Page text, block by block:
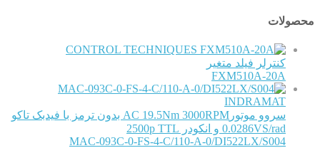
محصولات
CONTROL TECHNIQUES
کنترلر فیلد متغیر
FXM510A-20A
INDRAMAT
سروو موتورAC 19.5Nm 3000RPM بدون ترمز با فیدبک تاکو
0.0286VS/rad و انکودر 2500p TTL
MAC-093C-0-FS-4-C/110-A-0/DI522LX/S004